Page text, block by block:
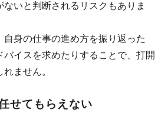
いと判断されるリスクもありま
身の仕事の進め方を振り返った
バイスを求めたりすることで、打開
ません。
せてもらえない